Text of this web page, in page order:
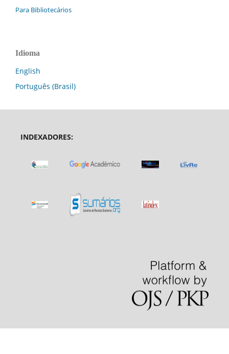
Para Bibliotecários
Idioma
English
Português (Brasil)
INDEXADORES: